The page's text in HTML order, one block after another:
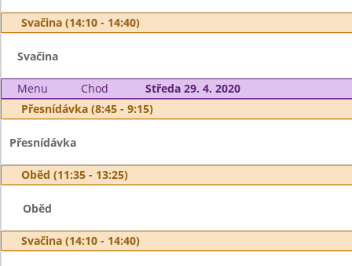
Svačina (14:10 - 14:40)
Svačina
Menu Chod
Středa 29. 4. 2020
Přesnídávka (8:45 - 9:15)
Přesnídávka
Oběd (11:35 - 13:25)
Oběd
Svačina (14:10 - 14:40)